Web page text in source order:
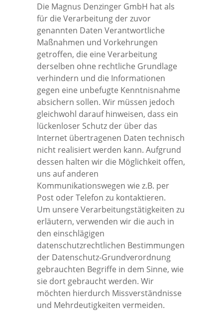
Die Magnus Denzinger GmbH hat als
für die Verarbeitung der zuvor
genannten Daten Verantwortliche
Maßnahmen und Vorkehrungen
getroffen, die eine Verarbeitung
derselben ohne rechtliche Grundlage
verhindern und die Informationen
gegen eine unbefugte Kenntnisnahme
absichern sollen. Wir müssen jedoch
gleichwohl darauf hinweisen, dass ein
lückenloser Schutz der über das
Internet übertragenen Daten technisch
nicht realisiert werden kann. Aufgrund
dessen halten wir die Möglichkeit offen,
uns auf anderen
Kommunikationswegen wie z.B. per
Post oder Telefon zu kontaktieren.
Um unsere Verarbeitungstätigkeiten zu
erläutern, verwenden wir die auch in
den einschlägigen
datenschutzrechtlichen Bestimmungen
der Datenschutz-Grundverordnung
gebrauchten Begriffe in dem Sinne, wie
sie dort gebraucht werden. Wir
möchten hierdurch Missverständnisse
und Mehrdeutigkeiten vermeiden.